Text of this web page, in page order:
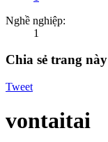
Nghề nghiệp:
1
Chia sẻ trang này
Tweet
vontaitai